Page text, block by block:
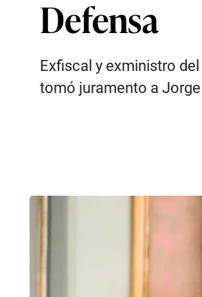
Defensa
Exfiscal y exministro
tomó juramento a